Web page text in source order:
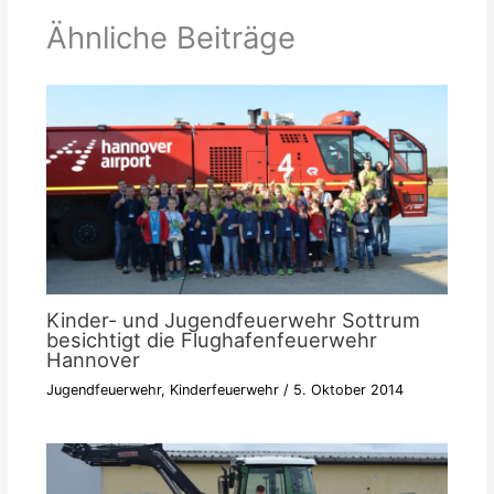
Ähnliche Beiträge
Kinder- und Jugendfeuerwehr Sottrum
besichtigt die Flughafenfeuerwehr
Hannover
Jugendfeuerwehr, Kinderfeuerwehr/ 5. Oktober 2014